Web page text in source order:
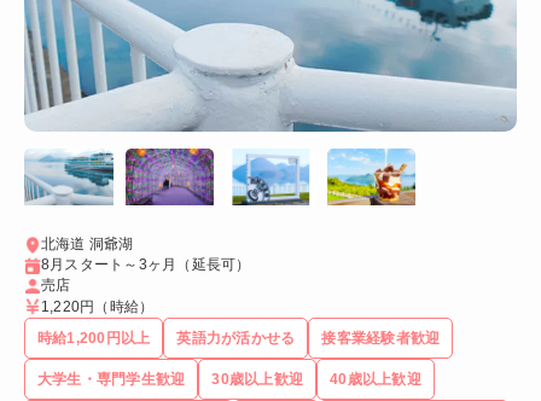
北海道 洞爺湖
8月スタート～3ヶ月（延長可）
売店
1,220円 （時給）
時給1,200円以上
英語力が活かせる 接客業経験者歓迎
大学生・専門学生歓迎 30歳以上歓迎 40歳以上歓迎